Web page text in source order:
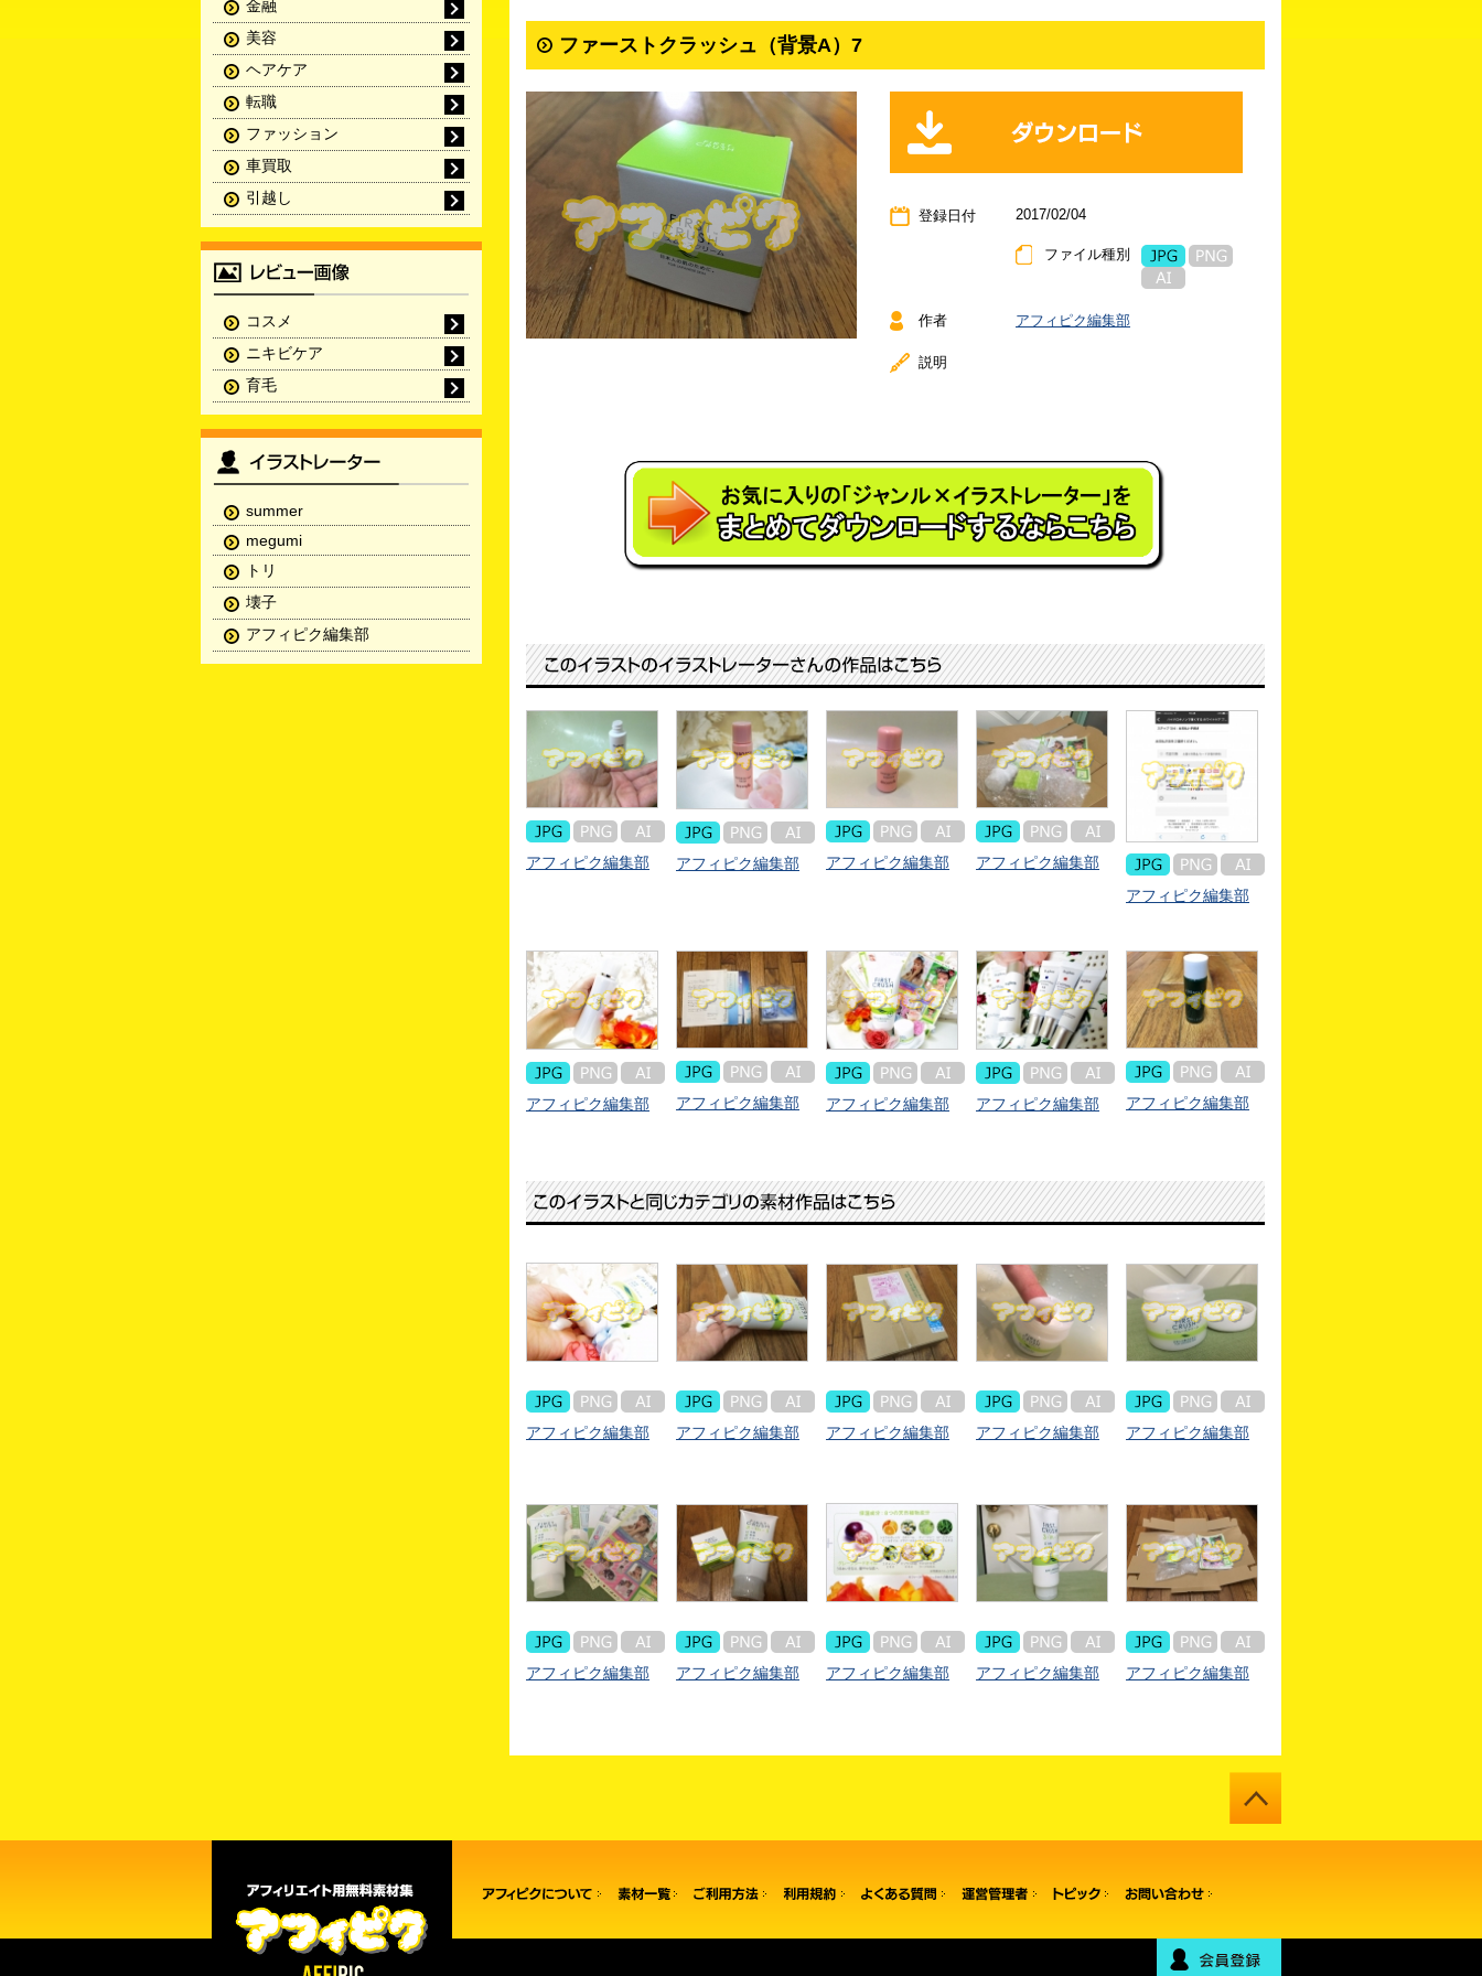
ファーストクラッシュ（背景A）7
登録日付 2017/02/04
ファイル種別
作者 アフィピク編集部
説明
アフィピク編集部 アフィピク編集部 アフィピク編集部
アフィピク編集部
アフィピク編集部
アフィピク編集部 アフィピク編集部 アフィピク編集部 アフィピク編集部 アフィピク編集部
アフィピク編集部 アフィピク編集部 アフィピク編集部 アフィピク編集部 アフィピク編集部
アフィピク編集部 アフィピク編集部 アフィピク編集部 アフィピク編集部 アフィピク編集部
金融
美容
ヘアケア
転職
ファッション
車買取
引越し
コスメ
ニキビケア
育毛
summer
megumi
トリ
壊子
アフィピク編集部